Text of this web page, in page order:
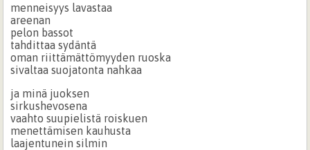
menneisyys lavastaa
areenan
pelon bassot
tahdittaa sydäntä
oman riittämättömyyden ruoska
sivaltaa suojatonta nahkaa
ja minä juoksen
sirkushevosena
vaahto suupielistä roiskuen
menettämisen kauhusta
laajentunein silmin